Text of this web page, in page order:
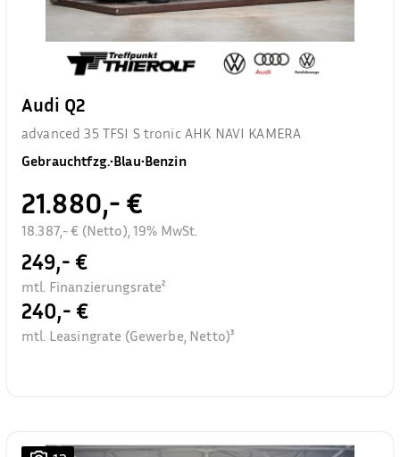
Audi Q2
advanced 35 TFSI S tronic AHK NAVI KAMERA
Gebrauchtfzg.•Blau•Benzin
21.880,- €
18.387,- € (Netto), 19% MwSt.
249,- €
mtl. Finanzierungsrate²
240,- €
mtl. Leasingrate (Gewerbe, Netto)³